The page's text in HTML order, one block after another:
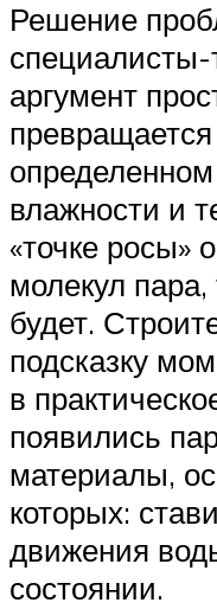
Решение
специалисты-
аргумент
влажности и
«точке росы»
молекул пара,
будет.
подсказку
в
появились
материалы,
которых:
движения
состоянии.